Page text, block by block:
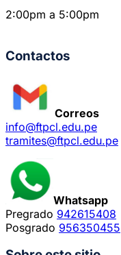
2:00pm a 5:00pm
Contactos
Correos
info@ftpcl.edu.pe
tramites@ftpcl.edu.pe
Whatsapp
Pregrado 942615408
Posgrado 956350455